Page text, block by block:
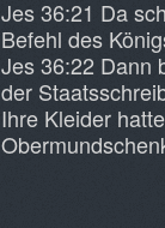
Jes 36:21 Da
Befehl des
Jes 36:22 Dann
der
Ihre Kleider